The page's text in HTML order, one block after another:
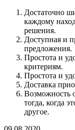
Достаточно
каждому
решения.
Доступная и
предложения.
Простота и
критериям.
Простота и
Доставка
Возможность
тогда, когда
другое.